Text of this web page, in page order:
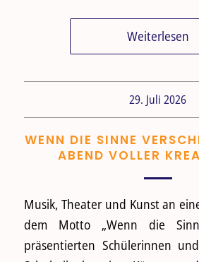
Weiterlesen
29. Juli 2026
WENN DIE SINNE
ABEND VOLLER
Musik, Theater und Kunst an
dem Motto „Wenn die
präsentierten Schülerinnen